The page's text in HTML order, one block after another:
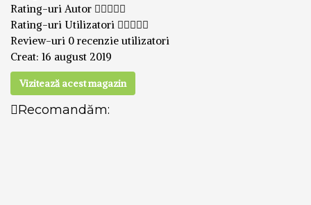
Rating-uri Autor
Rating-uri Utilizatori
Review-uri 0 recenzie utilizatori
Creat: 16 august 2019
Vizitează acest magazin
Recomandăm: